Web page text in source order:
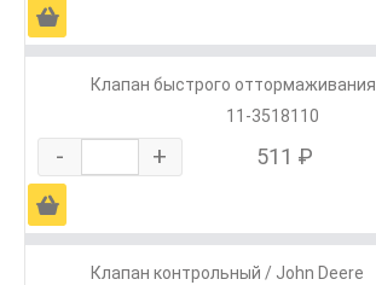
Ä
Клапан быстрого оттормаживания
11-3518110
- + 511 ₽
Ä
Клапан контрольный / John Deere